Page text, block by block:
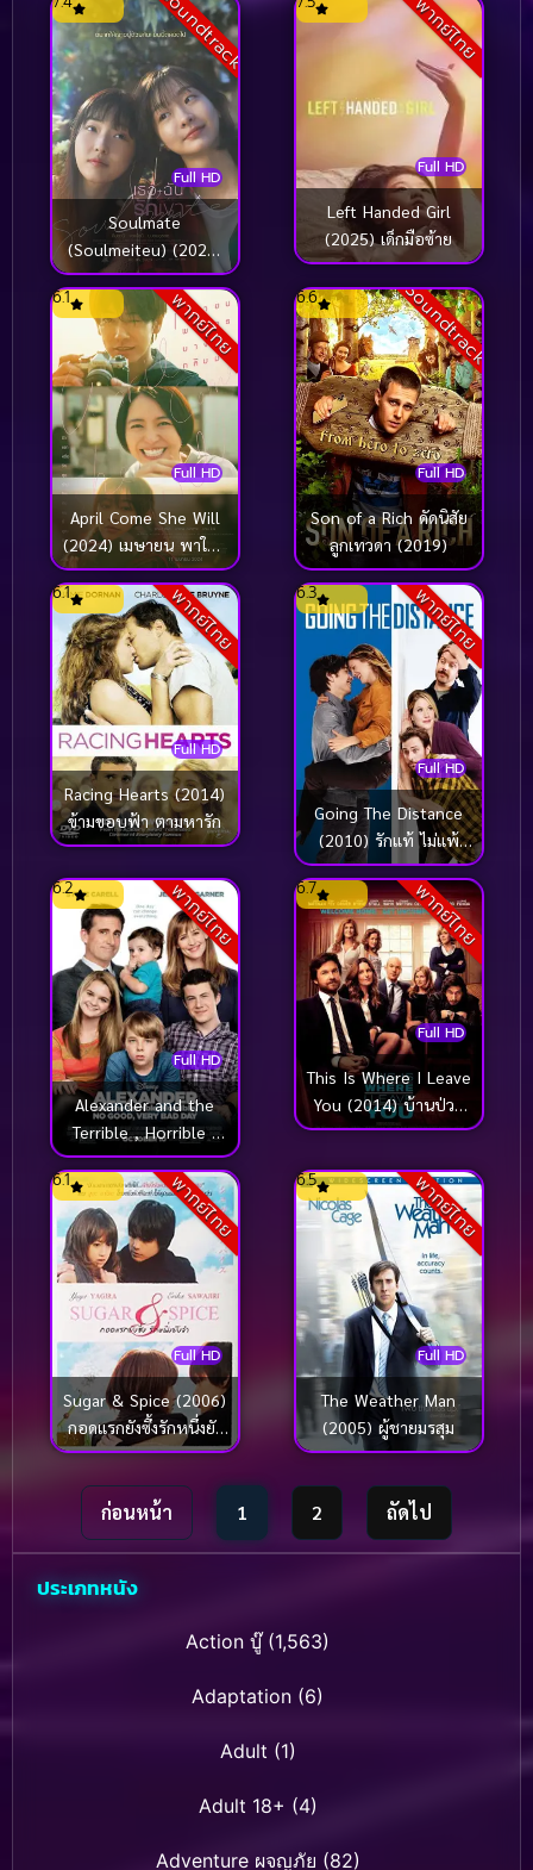
Soundtrack
Full HD
Soulmate
(Soulmeiteu) (2023)
เธอ ฉัน รักเขา
พากย์ไทย
Full HD
Left Handed Girl
(2025) เด็กมือซ้าย
พากย์ไทย
Full HD
6.1
April Come She Will
(2024) เมษายน พาใคร
บางคนกลับมา
Soundtrack
Full HD
6.6
Son of a Rich ดัดนิสัย
ลูกเทวดา (2019)
พากย์ไทย
Full HD
6.1
Racing Hearts (2014)
ข้ามขอบฟ้า ตามหารัก
พากย์ไทย
Full HD
6.3
Going The Distance
(2010) รักแท้ ไม่แพ้
ระยะทาง
พากย์ไทย
Full HD
6.2
Alexander and the
Terrible , Horrible ,
No Good , Very Bad
Day (2014) อเล็กซานเด
อร์ กับวันมหาซวยห่วย
สุดๆ
พากย์ไทย
Full HD
6.7
This Is Where I Leave
You (2014) บ้านป่วน
รวมญาติ
พากย์ไทย
Full HD
6.1
Sugar & Spice (2006)
กอดแรกยังซึ้งรักหนึ่งยัง
จำ
พากย์ไทย
Full HD
6.5
The Weather Man
(2005) ผู้ชายมรสุม
ก่อนหน้า 1 2 ถัดไป
ประเภทหนัง
Action บู๊(1,563)
Adaptation (6)
Adult (1)
Adult 18+ (4)
Adventure ผจญภัย (82)